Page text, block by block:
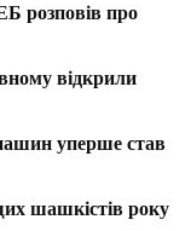
розповів про
відкрили
уперше став
шашкістів року